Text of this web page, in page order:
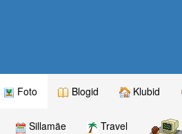
Foto Blogid Klubid
Sillamäe
Travel